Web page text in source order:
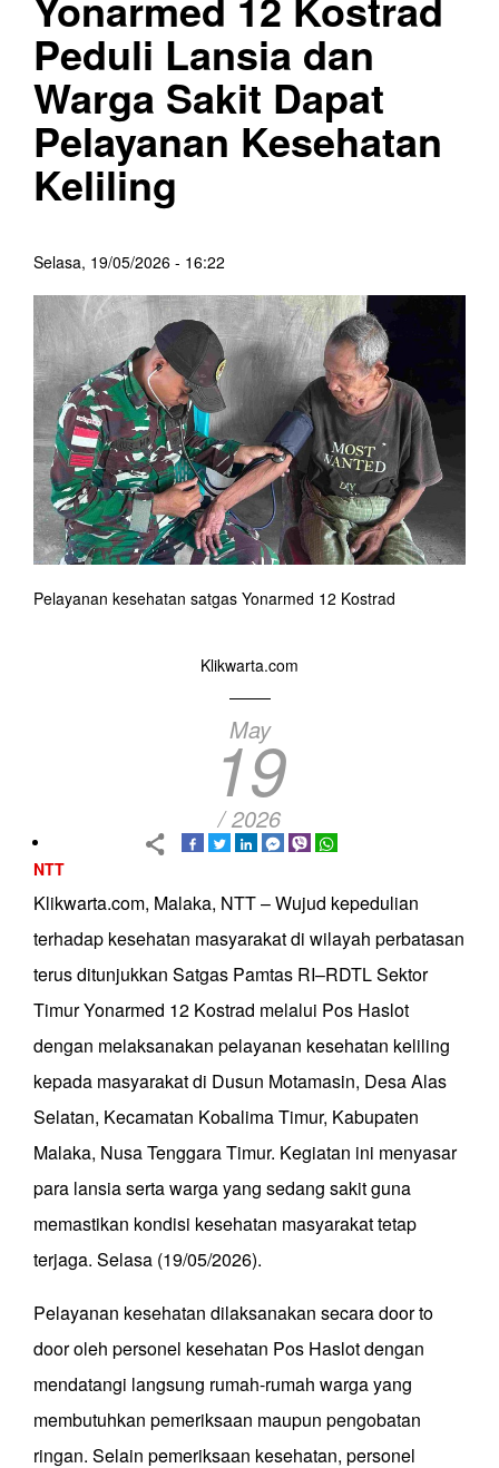
Peduli Lansia dan
Warga Sakit Dapat
Pelayanan Kesehatan
Keliling
Selasa, 19/05/2026 - 16:22
Pelayanan kesehatan satgas Yonarmed 12 Kostrad
Klikwarta.com
May
19
/ 2026
NTT
Klikwarta.com, Malaka, NTT – Wujud kepedulian
terhadap kesehatan masyarakat di wilayah perbatasan
terus ditunjukkan Satgas Pamtas RI–RDTL Sektor
Timur Yonarmed 12 Kostrad melalui Pos Haslot
dengan melaksanakan pelayanan kesehatan keliling
kepada masyarakat di Dusun Motamasin, Desa Alas
Selatan, Kecamatan Kobalima Timur, Kabupaten
Malaka, Nusa Tenggara Timur. Kegiatan ini menyasar
para lansia serta warga yang sedang sakit guna
memastikan kondisi kesehatan masyarakat tetap
terjaga. Selasa (19/05/2026).
Pelayanan kesehatan dilaksanakan secara door to
door oleh personel kesehatan Pos Haslot dengan
mendatangi langsung rumah-rumah warga yang
membutuhkan pemeriksaan maupun pengobatan
ringan. Selain pemeriksaan kesehatan, personel